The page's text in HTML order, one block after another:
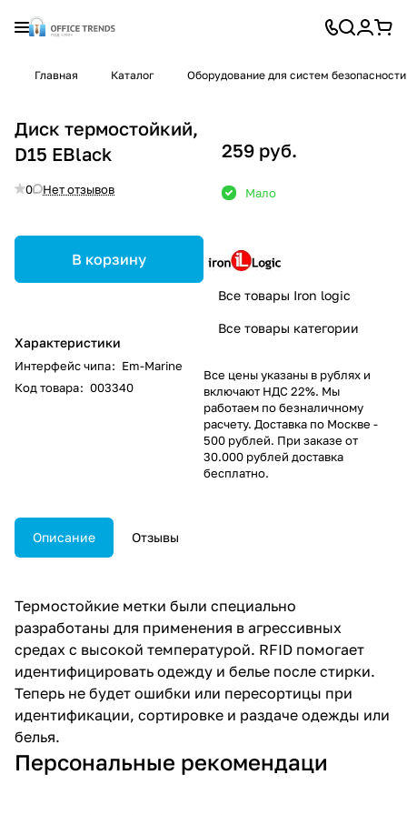
Главная Каталог Оборудование для систем безопасности
Диск термостойкий,
D15 EBlack
0 Нет отзывов
В корзину
Характеристики
Интерфейс чипа: Em-Marine
Код товара: 003340
259 руб.
Мало
Все товары Iron logic
Все товары категории
Все цены указаны в рублях и
включают НДС 22%. Мы
работаем по безналичному
расчету. Доставка по Москве -
500 рублей. При заказе от
30.000 рублей доставка
бесплатно.
Описание Отзывы
Термостойкие метки были специально
разработаны для применения в агрессивных
средах с высокой температурой. RFID помогает
идентифицировать одежду и белье после стирки.
Теперь не будет ошибки или пересортицы при
идентификации, сортировке и раздаче одежды или
белья.
Персональные рекомендаци